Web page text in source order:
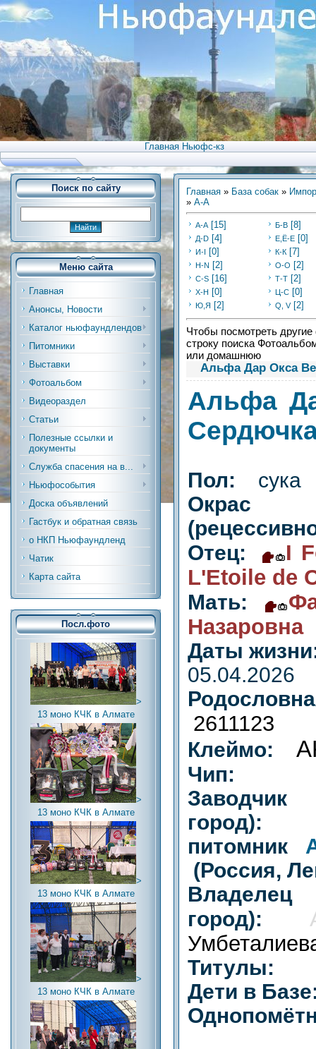
Главная Ньюфс-кз
Поиск по сайту
Меню сайта
Главная
Анонсы, Новости
Каталог ньюфаундлендов
Питомники
Выставки
Фотоальбом
Видеораздел
Статьи
Полезные ссылки и
документы
Служба спасения на в...
Ньюфособытия
Доска объявлений
Гастбук и обратная связь
о НКП Ньюфаундленд
Чатик
Карта сайта
Посл.фото
>
13 моно КЧК в Алмате
>
13 моно КЧК в Алмате
>
13 моно КЧК в Алмате
>
13 моно КЧК в Алмате
Главная» База собак»
» А-А
А-А [15] Б-В [8]
Д-D [4] Е,Ё-Е [0]
И-I [0] К-К [7]
Н-N [2] О-О [2]
С-S [16] Т-Т [2]
Х-H [0] Ц-C [0]
Ю,Я [2] Q, V [2]
Чтобы посмотреть
строку поиска
или домашнюю
Альфа Дар Окса
Альфа
Пол: сука
Окрас
Отец:
I
L'Etoile de
Мать:
Назаровна
Даты
05.04.2026
2611123
Клеймо:
Чип:
город):
питомник
(Россия,
город):
Титулы:
Дети в